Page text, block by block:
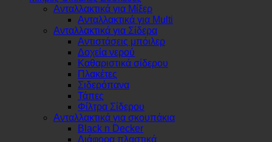
Ανταλλακτικά για Μίξερ
Ανταλλακτικά για Multi
Ανταλλακτικά για Σίδερα
Αντιστάσεις μπόιλερ
Δοχεία νερού
Καθαριστικά σίδερου
Πλακέτες
Σιδερόπανα
Τάπες
Φίλτρα Σίδερου
Ανταλλακτικά για σκουπάκια
Black n Decker
Διάφορα πλαστικά